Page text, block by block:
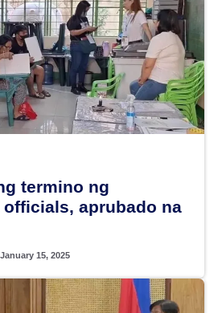
termino ng
officials, aprubado na
January 15, 2025